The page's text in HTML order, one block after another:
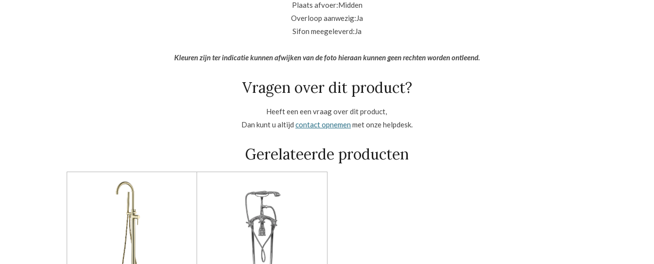
Plaats afvoer:Midden
Overloop aanwezig:Ja
Sifon meegeleverd:Ja
Kleuren zijn ter indicatie kunnen afwijken van de foto hieraan kunnen geen rechten worden ontleend.
Vragen over dit product?
Heeft een een vraag over dit product,
Dan kunt u altijd contact opnemen met onze helpdesk.
Gerelateerde producten